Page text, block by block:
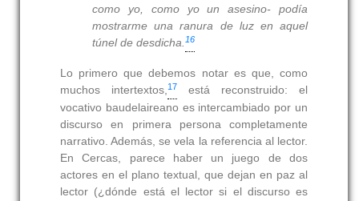
como yo, como yo un asesino- podía
mostrarme una ranura de luz en aquel
túnel de desdicha. 16
Lo primero que debemos notar es que, como
muchos intertextos,17
está reconstruido: el
vocativo baudelaireano es intercambiado por un
discurso en primera persona completamente
narrativo. Además, se vela la referencia al lector.
En Cercas, parece haber un juego de dos
actores en el plano textual, que dejan en paz al
lector (¿dónde está el lector si el discurso es